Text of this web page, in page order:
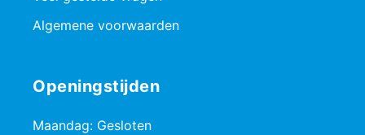
Algemene voorwaarden
Openingstijden
Maandag: Gesloten